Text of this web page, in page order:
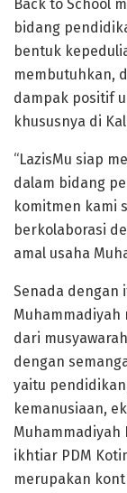
Back to School
bidang
bentuk
membutuhkan,
dampak positif
khususnya di
“LazisMu siap
dalam bidang
komitmen kami
berkolaborasi
amal usaha
Senada dengan
dari
dengan
yaitu
kemanusiaan,
Muhammadiyah
ikhtiar PDM
merupakan